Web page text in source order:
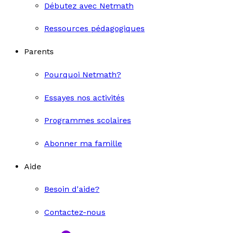
Débutez avec Netmath
Ressources pédagogiques
Parents
Pourquoi Netmath?
Essayes nos activités
Programmes scolaires
Abonner ma famille
Aide
Besoin d'aide?
Contactez-nous